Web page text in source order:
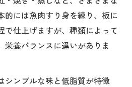
的には魚肉すり身を練り、板に
で仕上げますが、種類によって
栄養バランスに違いがありま
シンプルな味と低脂質が特徴